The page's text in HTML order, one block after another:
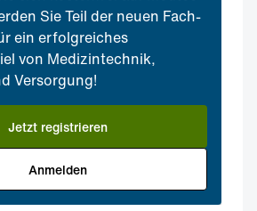
Sie Teil der neuen Fach-
ein erfolgreiches
von Medizintechnik,
Versorgung!
Jetzt registrieren
Anmelden